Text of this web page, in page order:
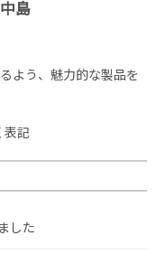
島
よう、魅力的な製品を
表記
した